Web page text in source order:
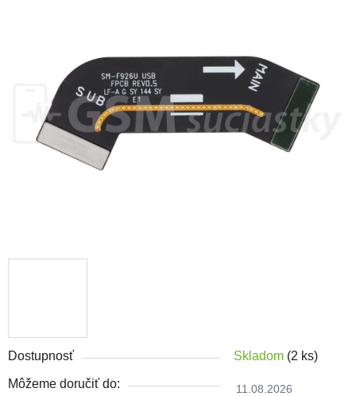
Dostupnosť Skladom (2 ks)
Môžeme doručiť do: 11.08.2026